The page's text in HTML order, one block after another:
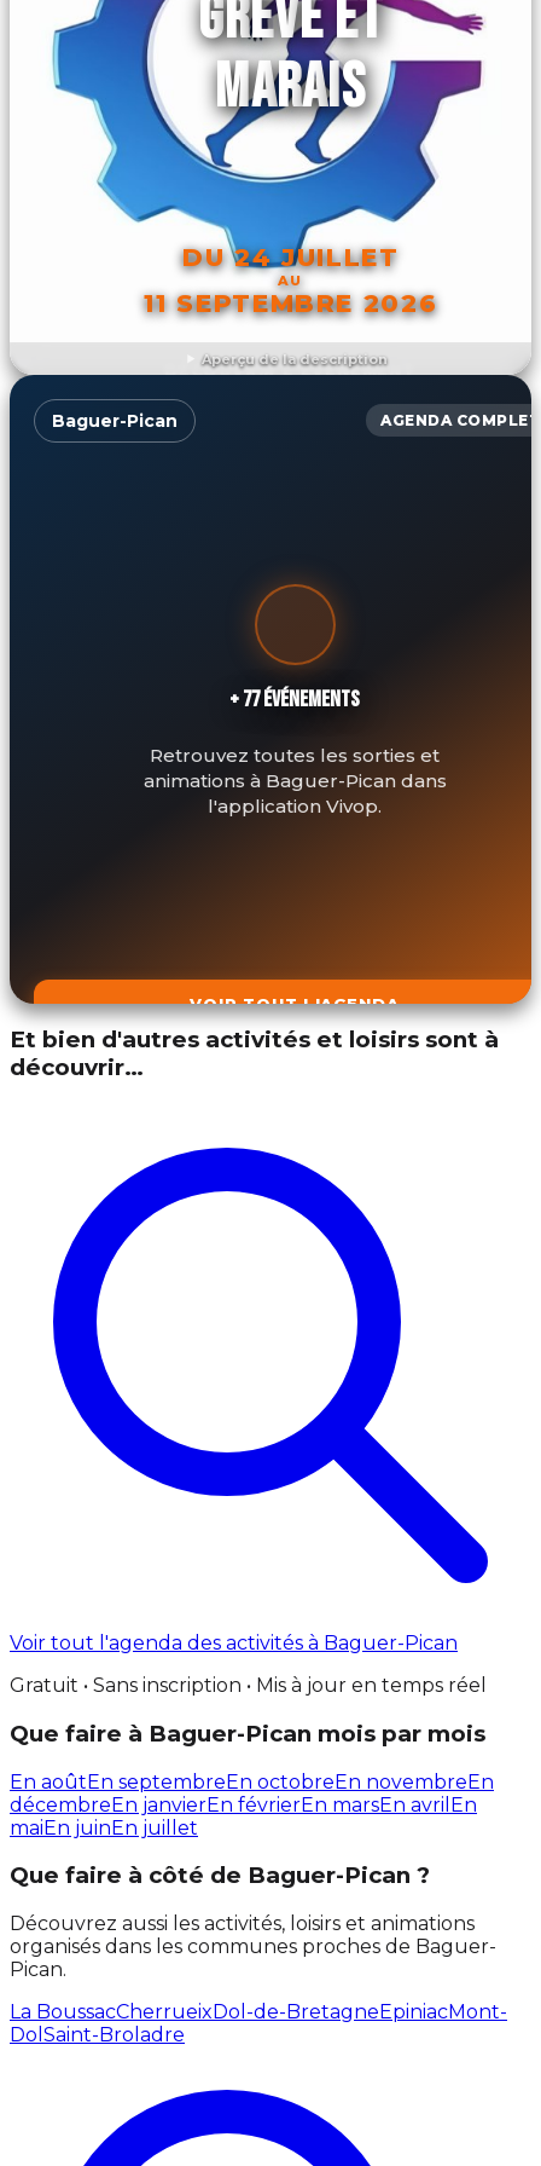
Aperçu de la description
GRÈVE ET
MARAIS
DU 24 JUILLET
AU
11 SEPTEMBRE 2026
DÉCOUVRIR L'ÉVÉNEMENT
Baguer-Pican AGENDA COMPLET
+ 77 ÉVÉNEMENTS
Retrouvez toutes les sorties et
animations à Baguer-Pican dans
l'application Vivop.
VOIR TOUT L'AGENDA
Et bien d'autres activités et loisirs sont à
découvrir…
Voir tout l'agenda des activités à Baguer-Pican
Gratuit • Sans inscription • Mis à jour en temps réel
Que faire à Baguer-Pican mois par mois
En aoûtEn septembreEn octobreEn novembreEn
décembreEn janvierEn févrierEn marsEn avril En
maiEn juinEn juillet
Que faire à côté de Baguer-Pican ?
Découvrez aussi les activités, loisirs et animations
organisés dans les communes proches de Baguer-
Pican.
La BoussacCherrueixDol-de-BretagneEpiniacMont-
Dol Saint-Broladre